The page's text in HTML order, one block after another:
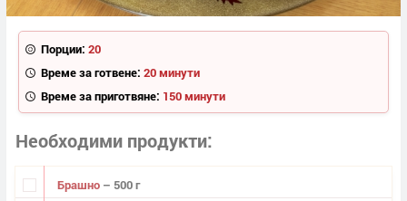
Порции: 20
Време за готвене: 20 минути
Време за приготвяне: 150 минути
Необходими продукти
Брашно – 500 г